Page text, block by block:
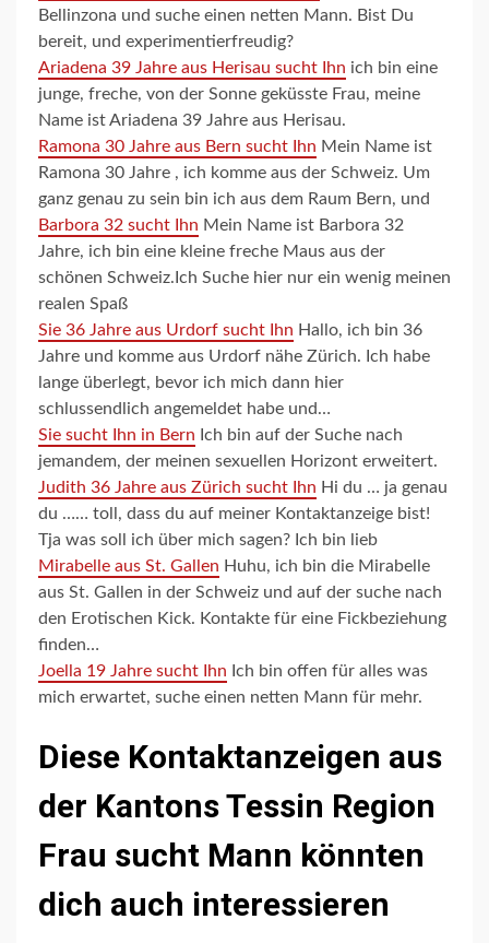
Bellinzona und suche einen netten Mann. Bist Du
bereit, und experimentierfreudig?
Ariadena 39 Jahre aus Herisau sucht Ihn ich bin eine
junge, freche, von der Sonne geküsste Frau, meine
Name ist Ariadena 39 Jahre aus Herisau.
Ramona 30 Jahre aus Bern sucht Ihn Mein Name ist
Ramona 30 Jahre , ich komme aus der Schweiz. Um
ganz genau zu sein bin ich aus dem Raum Bern, und
Barbora 32 sucht Ihn Mein Name ist Barbora 32
Jahre, ich bin eine kleine freche Maus aus der
schönen Schweiz.Ich Suche hier nur ein wenig meinen
realen Spaß
Sie 36 Jahre aus Urdorf sucht Ihn Hallo, ich bin 36
Jahre und komme aus Urdorf nähe Zürich. Ich habe
lange überlegt, bevor ich mich dann hier
schlussendlich angemeldet habe und…
Sie sucht Ihn in Bern Ich bin auf der Suche nach
jemandem, der meinen sexuellen Horizont erweitert.
Judith 36 Jahre aus Zürich sucht Ihn Hi du … ja genau
du …… toll, dass du auf meiner Kontaktanzeige bist!
Tja was soll ich über mich sagen? Ich bin lieb
Mirabelle aus St. Gallen Huhu, ich bin die Mirabelle
aus St. Gallen in der Schweiz und auf der suche nach
den Erotischen Kick. Kontakte für eine Fickbeziehung
finden…
Joella 19 Jahre sucht Ihn Ich bin offen für alles was
mich erwartet, suche einen netten Mann für mehr.
Diese Kontaktanzeigen aus
der Kantons Tessin Region
Frau sucht Mann könnten
dich auch interessieren